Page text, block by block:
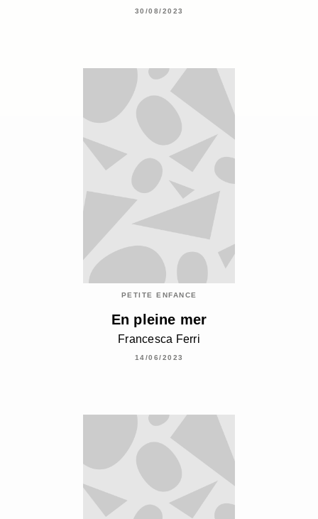
30/08/2023
PETITE ENFANCE
En pleine mer
Francesca Ferri
14/06/2023